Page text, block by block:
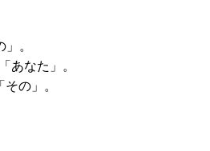
。
あなた」。
の」。